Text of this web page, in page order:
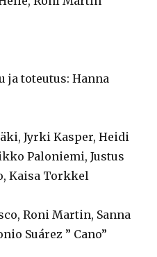
ja toteutus: Hanna
Jyrki Kasper, Heidi
Paloniemi, Justus
Kaisa Torkkel
Roni Martin, Sanna
Suárez ” Cano”